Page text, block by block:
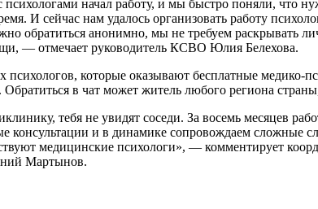
начал работу, и мы быстро поняли, что
И сейчас нам удалось организовать работу
обратиться анонимно, мы не требуем раскрывать
— отмечает руководитель КСВО Юлия Белехова.
которые оказывают бесплатные медико-
в чат может житель любого региона
тебя не увидят соседи. За восемь месяцев
и в динамике сопровождаем сложные
медицинские психологи», — комментирует
Мартынов.